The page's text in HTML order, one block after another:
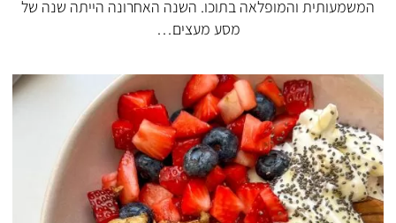
המשמעותית והמופלאה בתוכו. השנה האחרונה הייתה שנה של
מסע מעצים…